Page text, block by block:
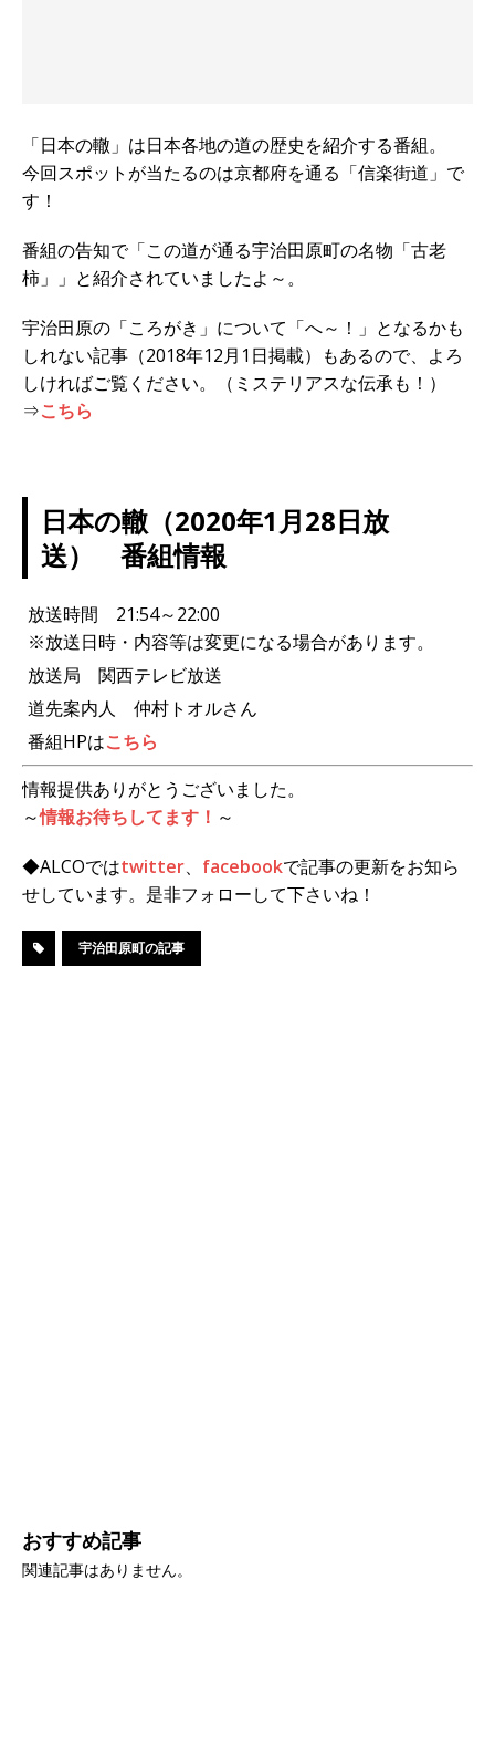
「日本の轍」は日本各地の道の歴史を紹介する番組。
今回スポットが当たるのは京都府を通る「信楽街道」で
す！
番組の告知で「この道が通る宇治田原町の名物「古老
柿」」と紹介されていましたよ～。
宇治田原の「ころがき」について「へ～！」となるかも
しれない記事（2018年12月1日掲載）もあるので、よろ
しければご覧ください。（ミステリアスな伝承も！）
⇒こちら
日本の轍（2020年1月28日放
送） 番組情報
放送時間 21:54～22:00
※放送日時・内容等は変更になる場合があります。
放送局 関西テレビ放送
道先案内人 仲村トオルさん
番組HPはこちら
情報提供ありがとうございました。
～情報お待ちしてます！ ～
◆ALCOではtwitter、 facebookで記事の更新をお知ら
せしています。是非フォローして下さいね！
宇治田原町の記事
おすすめ記事
関連記事はありません。